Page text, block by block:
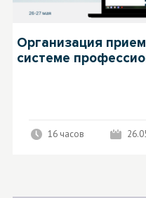
Организация
системе
16 часов